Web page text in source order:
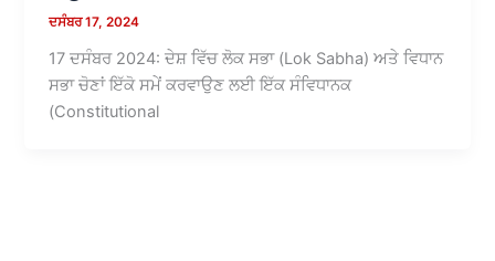
ਦਸੰਬਰ 17, 2024
17 ਦਸੰਬਰ 2024: ਦੇਸ਼ ਵਿੱਚ ਲੋਕ ਸਭਾ (Lok Sabha) ਅਤੇ ਵਿਧਾਨ
ਸਭਾ ਚੋਣਾਂ ਇੱਕੋ ਸਮੇਂ ਕਰਵਾਉਣ ਲਈ ਇੱਕ ਸੰਵਿਧਾਨਕ
(Constitutional